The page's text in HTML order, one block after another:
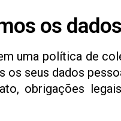
os
uma política de
os seus dados
obrigações